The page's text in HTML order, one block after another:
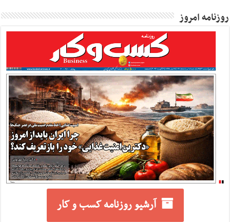
روزنامه امروز
آرشیو روزنامه کسب و کار